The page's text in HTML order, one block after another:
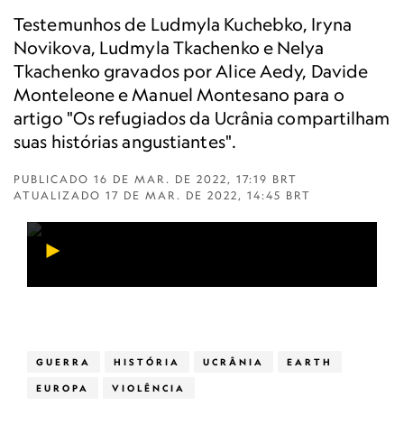
Testemunhos de Ludmyla Kuchebko, Iryna
Novikova, Ludmyla Tkachenko e Nelya
Tkachenko gravados por Alice Aedy, Davide
Monteleone e Manuel Montesano para o
artigo "Os refugiados da Ucrânia compartilham
suas histórias angustiantes".
PUBLICADO 16 DE MAR. DE 2022, 17:19 BRT
ATUALIZADO 17 DE MAR. DE 2022, 14:45 BRT
GUERRA HISTÓRIA UCRÂNIA EARTH
EUROPA VIOLÊNCIA